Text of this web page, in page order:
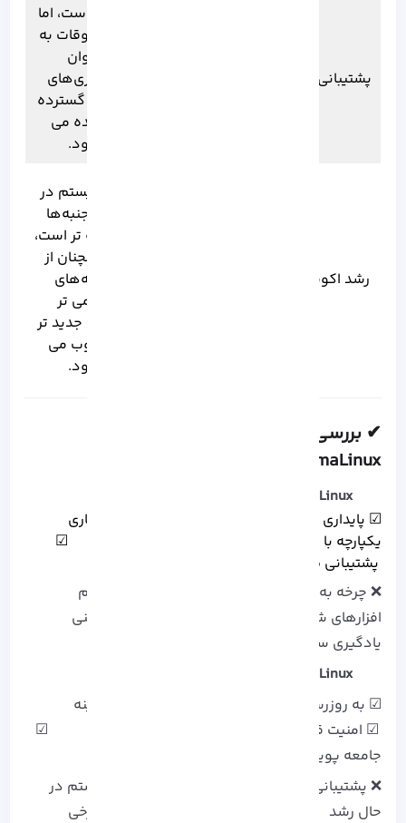
پشتیبانی شرکتی
مشابه است، اما
گاهی اوقات به
عنوان
همکاری‌های
صنعتی گسترده‌
تر دیده می‌
شود.
رشد اکوسیستم
این سیستم در
برخی جنبه‌ها
پیشرفته‌ تر است،
اما همچنان از
نسخه‌های
قدیمی‌ تر
CentOS جدید تر
محسوب می‌
شود.
AlmaLinux
Rocky Linux
☑ پایداری بالا ☑ تست دقیق ☑ سازگاری
یکپارچه با CentOS ☑ مستندات قوی ☑
پشتیبانی طولانی مدت
❌ چرخه به‌ روزرسانی کمی کندتر ❌ نرم‌
افزارهای شخص ثالث محدود ❌ منحنی
یادگیری سریع‌ تر برای مبتدیان
AlmaLinux
☑ به‌ روزرسانی‌ های سریع ☑ عملکرد بهینه
☑ امنیت قوی ☑ سازگاری باینری با RHEL ☑
جامعه پویا
❌ پشتیبانی محدود شرکتی ❌ اکوسیستم در
حال رشد ❌ چالش‌ های بالقوه ادغام با برخی